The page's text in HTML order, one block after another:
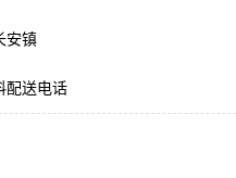
安镇
配送电话